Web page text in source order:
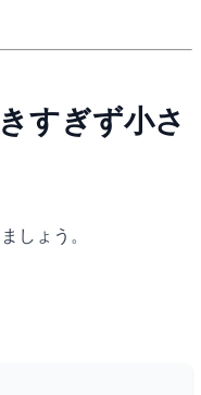
すぎず小さ
しょう。